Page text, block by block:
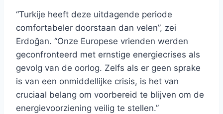
“Turkije heeft deze uitdagende periode
comfortabeler doorstaan ​​dan velen”, zei
Erdoğan. “Onze Europese vrienden werden
geconfronteerd met ernstige energiecrises als
gevolg van de oorlog. Zelfs als er geen sprake
is van een onmiddellijke crisis, is het van
cruciaal belang om voorbereid te blijven om de
energievoorziening veilig te stellen.”